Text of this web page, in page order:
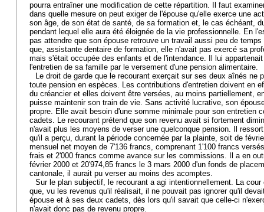
pourra entraîner une modification de cette répartition. Il faut
dans quelle mesure on peut exiger de l'épouse qu'elle exerce une
son âge, de son état de santé, de sa formation et, le cas échéant,
pendant lequel elle aura été éloignée de la vie professionnelle. En
pas attendre que son épouse retrouve un travail aussi peu de
que, assistante dentaire de formation, elle n'avait pas exercé sa
mais s'était occupée des enfants et de l'intendance. Il lui
l'entretien de sa famille par le versement d'une pension alimentaire.
Le droit de garde que le recourant exerçait sur ses deux aînés ne
toute pension en espèces. Les contributions d'entretien doivent en
du créancier et elles doivent être versées, au moins partiellement,
puisse maintenir son train de vie. Sans activité lucrative, son
propre. Elle avait besoin d'une somme minimale pour son entretien
cadets. Le recourant prétend que son revenu avait si fortement
n'avait plus les moyens de verser une quelconque pension. Il
qu'il a perçu, durant la période concernée par la plainte, soit de
mensuel net moyen de 7'136 francs, comprenant 1'100 francs
frais et 2'000 francs comme avance sur les commissions. Il a en
février 2000 et 20'974,85 francs le 3 mars 2000 d'un fonds de
cantonale, il aurait pu verser au moins des acomptes.
Sur le plan subjectif, le recourant a agi intentionnellement. La
que, vu les revenus qu'il réalisait, il ne pouvait pas ignorer qu'il
épouse et à ses deux cadets, dès lors qu'il savait que celle-ci
n'avait donc pas de revenu propre.